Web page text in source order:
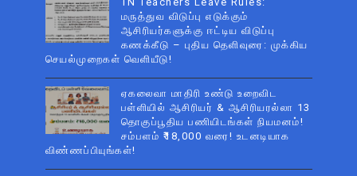
மருத்துவ விடுப்பு எடுக்கும்
ஆசிரியர்களுக்கு ஈட்டிய விடுப்பு
கணக்கீடு – புதிய தெளிவுரை: முக்கிய
செயல்முறைகள் வெளியீடு!
ஏகலைவா மாதிரி உண்டு உறைவிட
பள்ளியில் ஆசிரியர் & ஆசிரியரல்லா 13
தொகுப்பூதிய பணியிடங்கள் நியமனம்!
சம்பளம் ₹18,000 வரை! உடனடியாக
விண்ணப்பியுங்கள்!